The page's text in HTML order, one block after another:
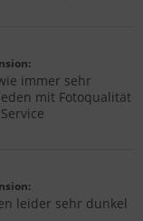
immer sehr
mit Fotoqualität
leider sehr dunkel